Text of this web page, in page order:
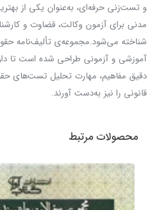
و تست‌زنی حرفه‌ای، به‌عنوان یکی از
مدنی برای آزمون وکالت، قضاوت و
شناخته می‌شود.مجموعه‌ی تألیف‌نامه
آموزشی و آزمونی طراحی شده است تا
دقیق مفاهیم، مهارت تحلیل تست‌های
قانونی را نیز به‌دست آورند.
محصولات مرتبط